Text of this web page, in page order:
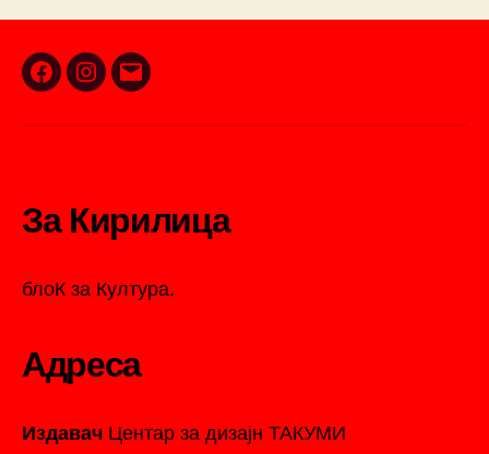
Facebook
Instagram
Email
За Кирилица
блоК за Култура.
Адреса
Издавач Центар за дизајн ТАКУМИ